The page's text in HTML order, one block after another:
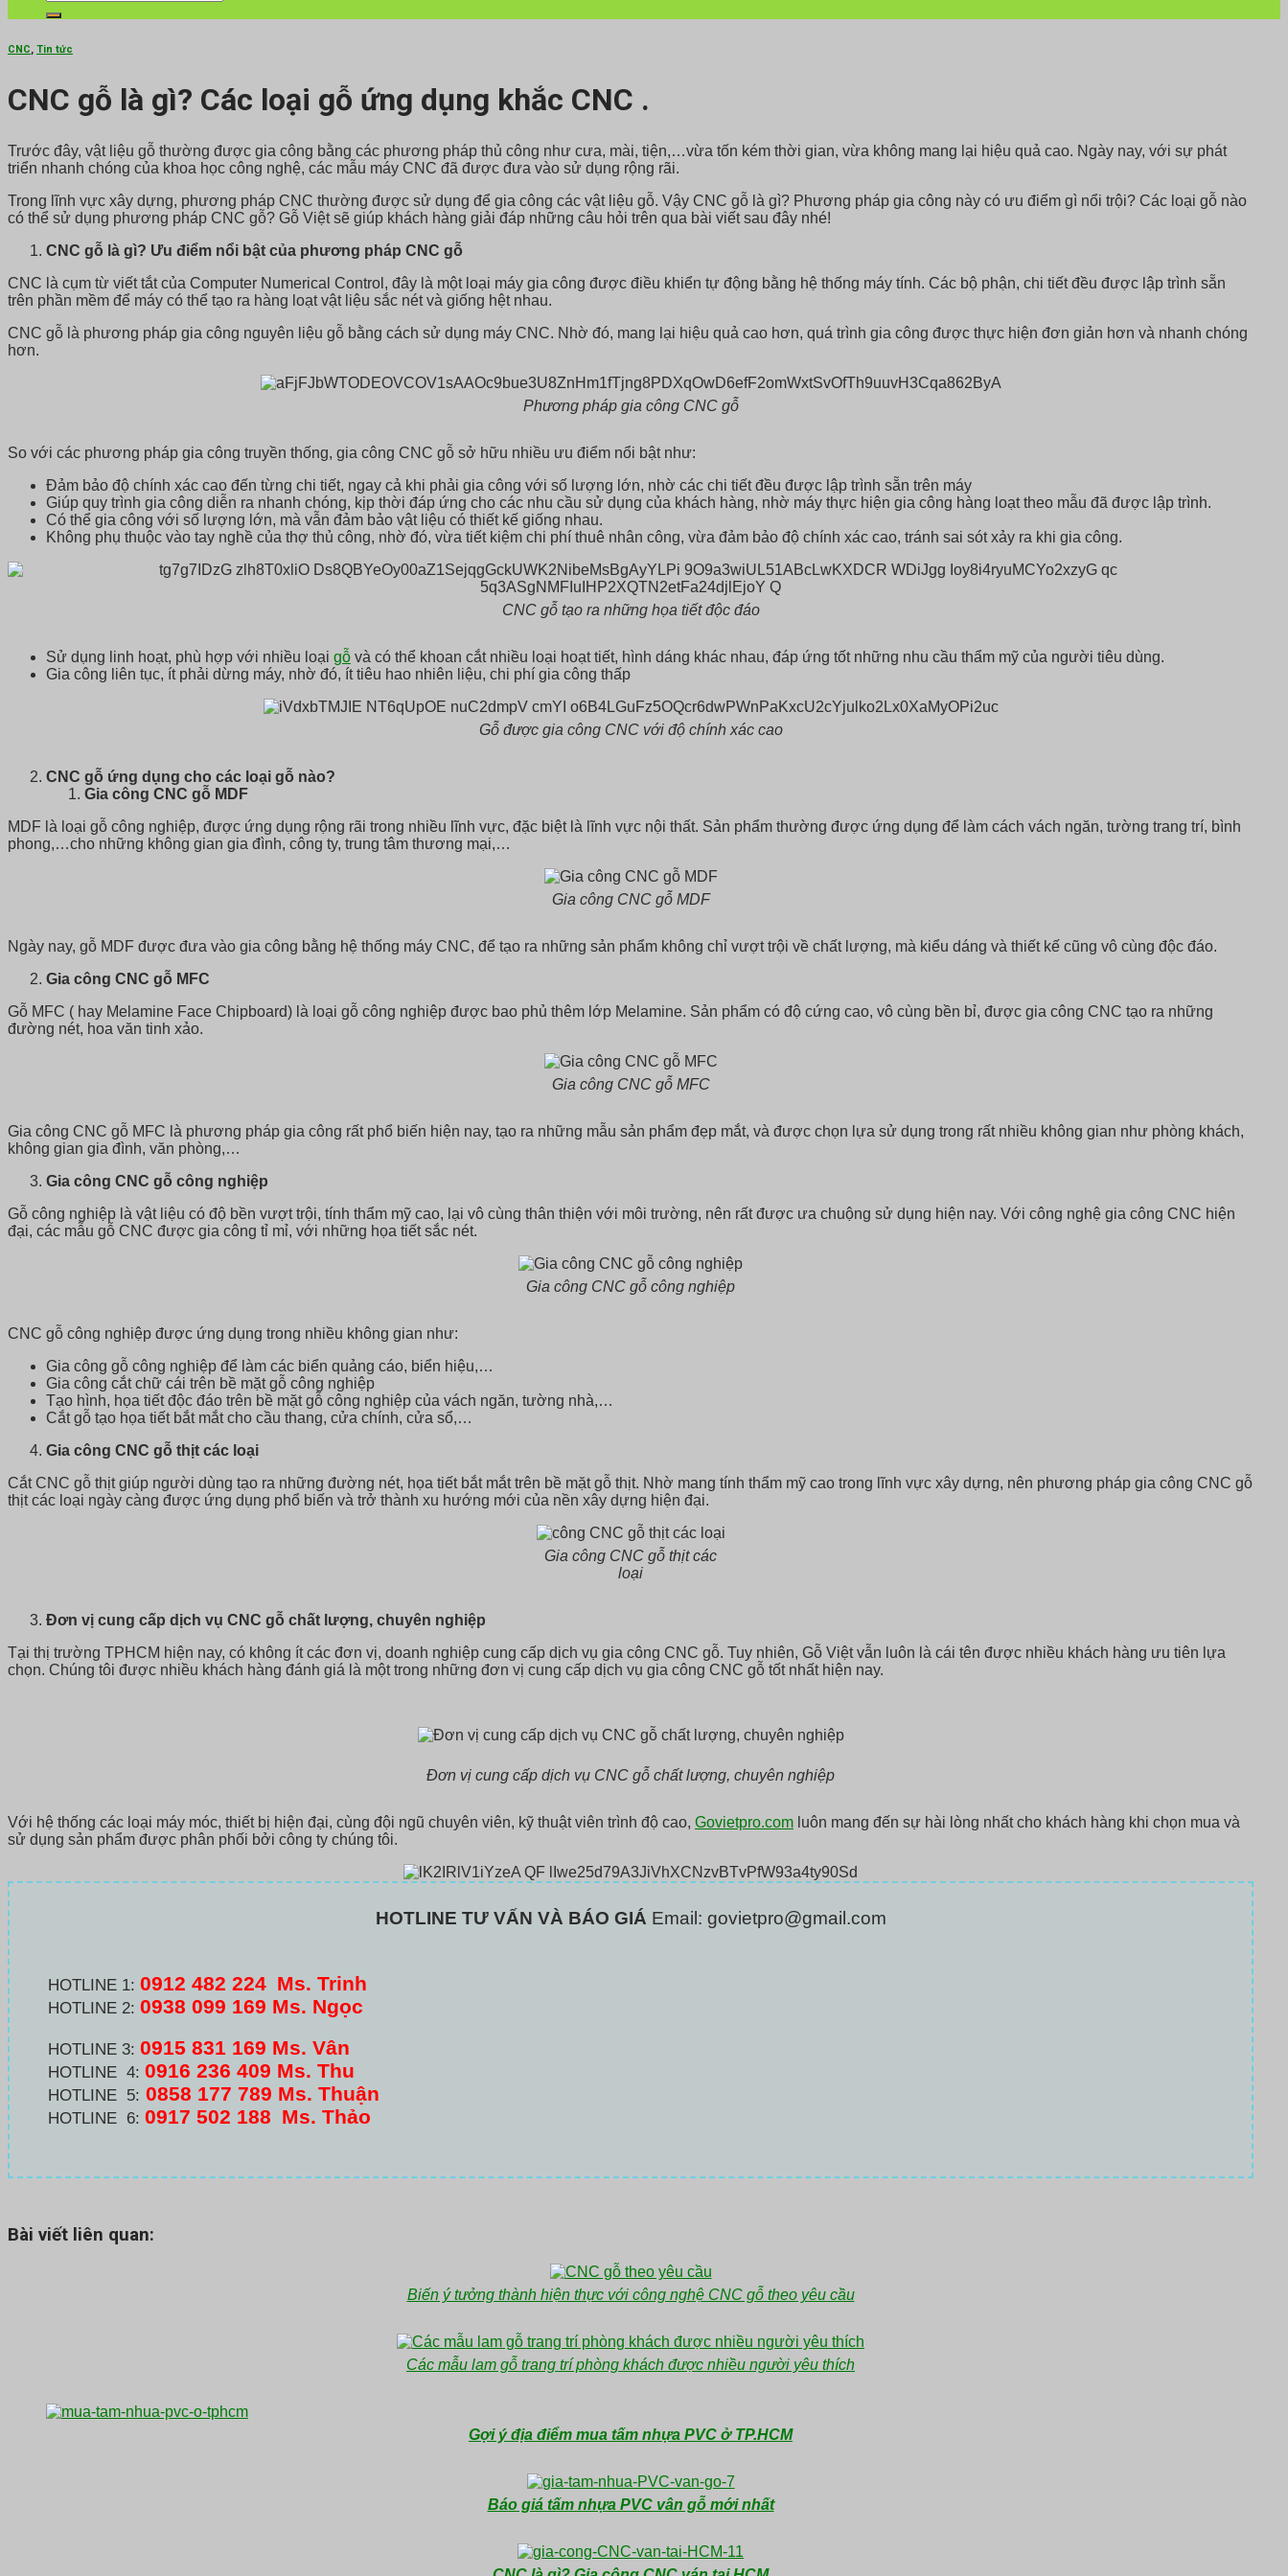
kiếm:
CNC, Tin tức
CNC gỗ là gì? Các loại gỗ ứng dụng khắc CNC .
Trước đây, vật liệu gỗ thường được gia công bằng các phương pháp thủ công như cưa, mài, tiện,…vừa tốn kém thời gian, vừa không mang lại hiệu quả cao. Ngày nay, với sự phát
triển nhanh chóng của khoa học công nghệ, các mẫu máy CNC đã được đưa vào sử dụng rộng rãi.
Trong lĩnh vực xây dựng, phương pháp CNC thường được sử dụng để gia công các vật liệu gỗ. Vậy CNC gỗ là gì? Phương pháp gia công này có ưu điểm gì nổi trội? Các loại gỗ nào
có thể sử dụng phương pháp CNC gỗ? Gỗ Việt sẽ giúp khách hàng giải đáp những câu hỏi trên qua bài viết sau đây nhé!
CNC gỗ là gì? Ưu điểm nổi bật của phương pháp CNC gỗ
CNC là cụm từ viết tắt của Computer Numerical Control, đây là một loại máy gia công được điều khiển tự động bằng hệ thống máy tính. Các bộ phận, chi tiết đều được lập trình sẵn
trên phần mềm để máy có thể tạo ra hàng loạt vật liệu sắc nét và giống hệt nhau.
CNC gỗ là phương pháp gia công nguyên liệu gỗ bằng cách sử dụng máy CNC. Nhờ đó, mang lại hiệu quả cao hơn, quá trình gia công được thực hiện đơn giản hơn và nhanh chóng
hơn.
Phương pháp gia công CNC gỗ
So với các phương pháp gia công truyền thống, gia công CNC gỗ sở hữu nhiều ưu điểm nổi bật như:
Đảm bảo độ chính xác cao đến từng chi tiết, ngay cả khi phải gia công với số lượng lớn, nhờ các chi tiết đều được lập trình sẵn trên máy
Giúp quy trình gia công diễn ra nhanh chóng, kịp thời đáp ứng cho các nhu cầu sử dụng của khách hàng, nhờ máy thực hiện gia công hàng loạt theo mẫu đã được lập trình.
Có thể gia công với số lượng lớn, mà vẫn đảm bảo vật liệu có thiết kế giống nhau.
Không phụ thuộc vào tay nghề của thợ thủ công, nhờ đó, vừa tiết kiệm chi phí thuê nhân công, vừa đảm bảo độ chính xác cao, tránh sai sót xảy ra khi gia công.
CNC gỗ tạo ra những họa tiết độc đáo
Sử dụng linh hoạt, phù hợp với nhiều loại gỗ và có thể khoan cắt nhiều loại hoạt tiết, hình dáng khác nhau, đáp ứng tốt những nhu cầu thẩm mỹ của người tiêu dùng.
Gia công liên tục, ít phải dừng máy, nhờ đó, ít tiêu hao nhiên liệu, chi phí gia công thấp
Gỗ được gia công CNC với độ chính xác cao
CNC gỗ ứng dụng cho các loại gỗ nào?
Gia công CNC gỗ MDF
MDF là loại gỗ công nghiệp, được ứng dụng rộng rãi trong nhiều lĩnh vực, đặc biệt là lĩnh vực nội thất. Sản phẩm thường được ứng dụng để làm cách vách ngăn, tường trang trí, bình
phong,…cho những không gian gia đình, công ty, trung tâm thương mại,…
Gia công CNC gỗ MDF
Ngày nay, gỗ MDF được đưa vào gia công bằng hệ thống máy CNC, để tạo ra những sản phẩm không chỉ vượt trội về chất lượng, mà kiểu dáng và thiết kế cũng vô cùng độc đáo.
Gia công CNC gỗ MFC
Gỗ MFC ( hay Melamine Face Chipboard) là loại gỗ công nghiệp được bao phủ thêm lớp Melamine. Sản phẩm có độ cứng cao, vô cùng bền bỉ, được gia công CNC tạo ra những
đường nét, hoa văn tinh xảo.
Gia công CNC gỗ MFC
Gia công CNC gỗ MFC là phương pháp gia công rất phổ biến hiện nay, tạo ra những mẫu sản phẩm đẹp mắt, và được chọn lựa sử dụng trong rất nhiều không gian như phòng khách,
không gian gia đình, văn phòng,…
Gia công CNC gỗ công nghiệp
Gỗ công nghiệp là vật liệu có độ bền vượt trội, tính thẩm mỹ cao, lại vô cùng thân thiện với môi trường, nên rất được ưa chuộng sử dụng hiện nay. Với công nghệ gia công CNC hiện
đại, các mẫu gỗ CNC được gia công tỉ mỉ, với những họa tiết sắc nét.
Gia công CNC gỗ công nghiệp
CNC gỗ công nghiệp được ứng dụng trong nhiều không gian như:
Gia công gỗ công nghiệp để làm các biển quảng cáo, biển hiệu,…
Gia công cắt chữ cái trên bề mặt gỗ công nghiệp
Tạo hình, họa tiết độc đáo trên bề mặt gỗ công nghiệp của vách ngăn, tường nhà,…
Cắt gỗ tạo họa tiết bắt mắt cho cầu thang, cửa chính, cửa sổ,…
Gia công CNC gỗ thịt các loại
Cắt CNC gỗ thịt giúp người dùng tạo ra những đường nét, họa tiết bắt mắt trên bề mặt gỗ thịt. Nhờ mang tính thẩm mỹ cao trong lĩnh vực xây dựng, nên phương pháp gia công CNC gỗ
thịt các loại ngày càng được ứng dụng phổ biến và trở thành xu hướng mới của nền xây dựng hiện đại.
Gia công CNC gỗ thịt các
loại
Đơn vị cung cấp dịch vụ CNC gỗ chất lượng, chuyên nghiệp
Tại thị trường TPHCM hiện nay, có không ít các đơn vị, doanh nghiệp cung cấp dịch vụ gia công CNC gỗ. Tuy nhiên, Gỗ Việt vẫn luôn là cái tên được nhiều khách hàng ưu tiên lựa
chọn. Chúng tôi được nhiều khách hàng đánh giá là một trong những đơn vị cung cấp dịch vụ gia công CNC gỗ tốt nhất hiện nay.
Đơn vị cung cấp dịch vụ CNC gỗ chất lượng, chuyên nghiệp
Với hệ thống các loại máy móc, thiết bị hiện đại, cùng đội ngũ chuyên viên, kỹ thuật viên trình độ cao, Govietpro.com luôn mang đến sự hài lòng nhất cho khách hàng khi chọn mua và
sử dụng sản phẩm được phân phối bởi công ty chúng tôi.
HOTLINE TƯ VẤN VÀ BÁO GIÁ Email: govietpro@gmail.com
HOTLINE 1: 0912 482 224 Ms. Trinh
HOTLINE 2: 0938 099 169 Ms. Ngọc
HOTLINE 3: 0915 831 169 Ms. Vân
HOTLINE 4: 0916 236 409 Ms. Thu
HOTLINE 5: 0858 177 789 Ms. Thuận
HOTLINE 6: 0917 502 188 Ms. Thảo
Bài viết liên quan:
Biến ý tưởng thành hiện thực với công nghệ CNC gỗ theo yêu cầu
Các mẫu lam gỗ trang trí phòng khách được nhiều người yêu thích
Gợi ý địa điểm mua tấm nhựa PVC ở TP.HCM
Báo giá tấm nhựa PVC vân gỗ mới nhất